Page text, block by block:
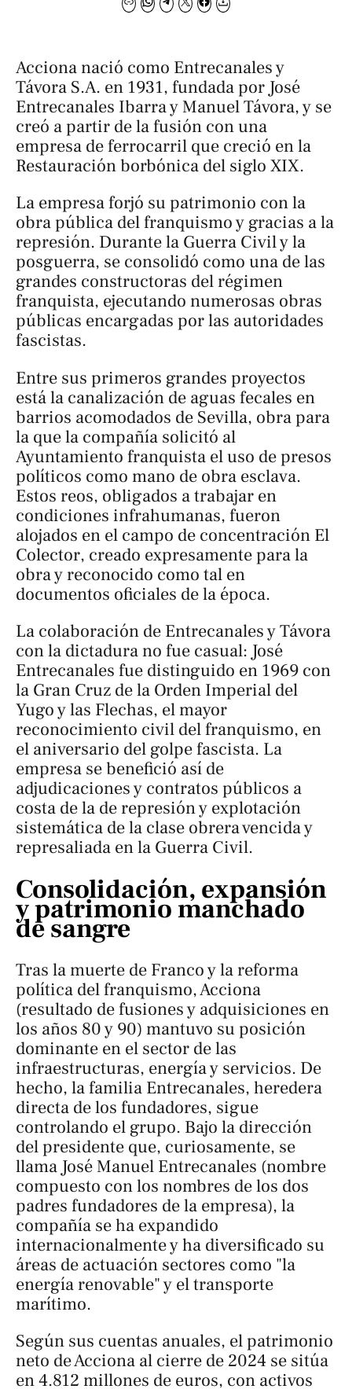
Acciona nació como Entrecanales y
Távora S.A. en 1931, fundada por José
Entrecanales Ibarra y Manuel Távora, y se
creó a partir de la fusión con una
empresa de ferrocarril que creció en la
Restauración borbónica del siglo XIX.
La empresa forjó su patrimonio con la
obra pública del franquismo y gracias a la
represión. Durante la Guerra Civil y la
posguerra, se consolidó como una de las
grandes constructoras del régimen
franquista, ejecutando numerosas obras
públicas encargadas por las autoridades
fascistas.
Entre sus primeros grandes proyectos
está la canalización de aguas fecales en
barrios acomodados de Sevilla, obra para
la que la compañía solicitó al
Ayuntamiento franquista el uso de presos
políticos como mano de obra esclava.
Estos reos, obligados a trabajar en
condiciones infrahumanas, fueron
alojados en el campo de concentración El
Colector, creado expresamente para la
obra y reconocido como tal en
documentos oficiales de la época.
La colaboración de Entrecanales y Távora
con la dictadura no fue casual: José
Entrecanales fue distinguido en 1969 con
la Gran Cruz de la Orden Imperial del
Yugo y las Flechas, el mayor
reconocimiento civil del franquismo, en
el aniversario del golpe fascista. La
empresa se benefició así de
adjudicaciones y contratos públicos a
costa de la de represión y explotación
sistemática de la clase obrera vencida y
represaliada en la Guerra Civil.
Consolidación, expansión
y patrimonio manchado
de sangre
Tras la muerte de Franco y la reforma
política del franquismo, Acciona
(resultado de fusiones y adquisiciones en
los años 80 y 90) mantuvo su posición
dominante en el sector de las
infraestructuras, energía y servicios. De
hecho, la familia Entrecanales, heredera
directa de los fundadores, sigue
controlando el grupo. Bajo la dirección
del presidente que, curiosamente, se
llama José Manuel Entrecanales (nombre
compuesto con los nombres de los dos
padres fundadores de la empresa), la
compañía se ha expandido
internacionalmente y ha diversificado su
áreas de actuación sectores como "la
energía renovable" y el transporte
marítimo.
Según sus cuentas anuales, el patrimonio
neto de Acciona al cierre de 2024 se sitúa
en 4.812 millones de euros, con activos